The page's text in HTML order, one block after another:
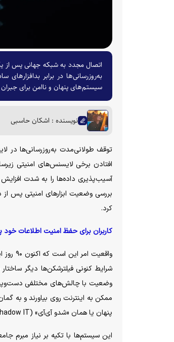
اتصال مجدد به شبکه جهانی پس از
به‌روزرسانی‌ها در برابر
سیستم‌های پنهان و ناامن برای
نویسنده : اشکان حاسبی
توقف طولانی‌مدت به‌روزرسانی‌ها در
افتادن برخی لایسنس‌های امنیتی
آسیب‌پذیری داده‌ها را به شدت
بررسی وضعیت ابزار‌های امنیتی پس از
کرد.
کاربران برای حفظ امنیت اطلاعات
شرایط کنونی فیلترشکن‌ها دیگر
وضعیت با چالش‌های مختلفی دست‌وپنجه
ممکن به اینترنت روی بیاورند و به
پنهان یا همان «شدو آی‌آی» (Shadow IT) حرکت می‌کنند.
این سیستم‌ها با تکیه بر نیاز مبرم